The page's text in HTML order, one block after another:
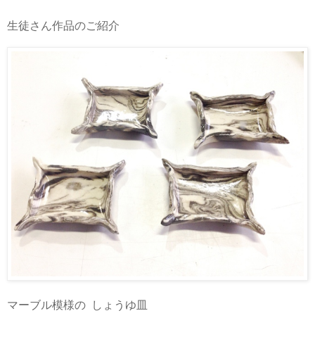
生徒さん作品のご紹介
マーブル模様の しょうゆ皿